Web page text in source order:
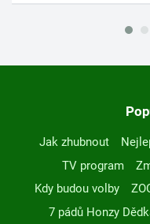
Jak zhubnout
TV program
Kdy budou volby
7 pádů Honzy